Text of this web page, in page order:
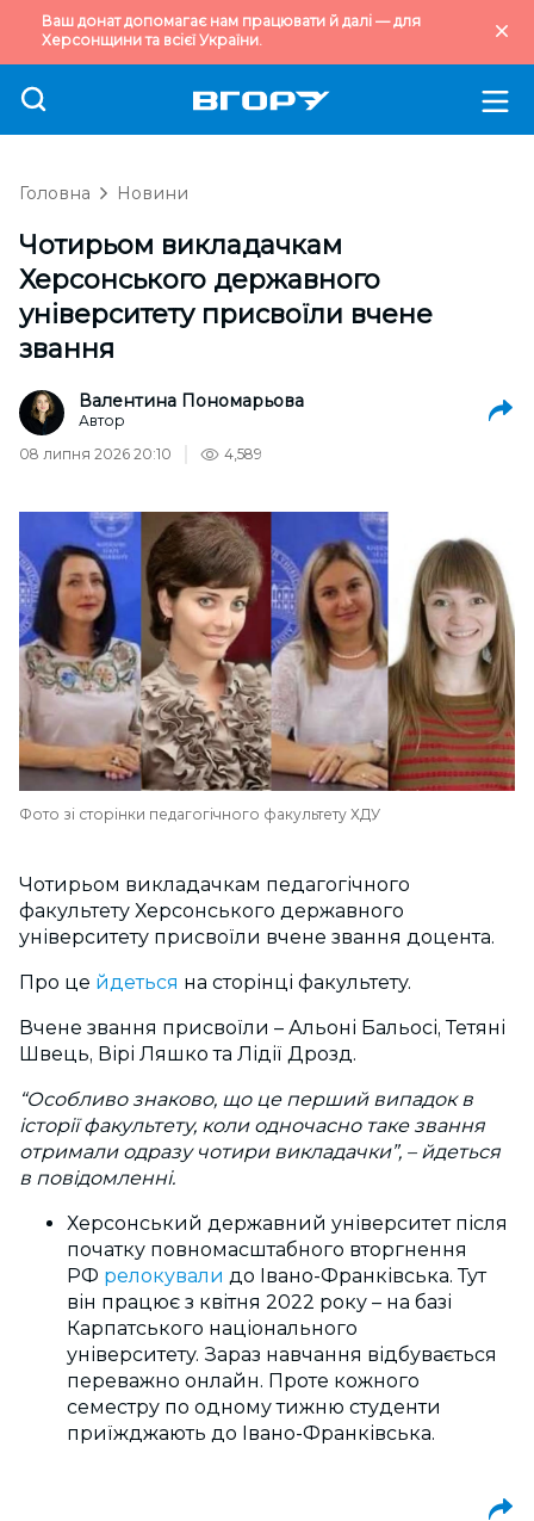
Ваш донат допомагає нам працювати й далі — для
Херсонщини та всієї України.
Головна Новини
Чотирьом викладачкам
Херсонського державного
університету присвоїли вчене
звання
Валентина Пономарьова
Автор
08 липня 2026 20:10
4,589
Фото зі сторінки педагогічного факультету ХДУ
Чотирьом викладачкам педагогічного
факультету Херсонського державного
університету присвоїли вчене звання доцента.
Про це йдеться на сторінці факультету.
Вчене звання присвоїли – Альоні Бальосі, Тетяні
Швець, Вірі Ляшко та Лідії Дрозд.
“Особливо знаково, що це перший випадок в
історії факультету, коли одночасно таке звання
отримали одразу чотири викладачки”, – йдеться
в повідомленні.
Херсонський державний університет після
початку повномасштабного вторгнення
РФ релокували до Івано-Франківська. Тут
він працює з квітня 2022 року – на базі
Карпатського національного
університету. Зараз навчання відбувається
переважно онлайн. Проте кожного
семестру по одному тижню студенти
приїжджають до Івано-Франківська.